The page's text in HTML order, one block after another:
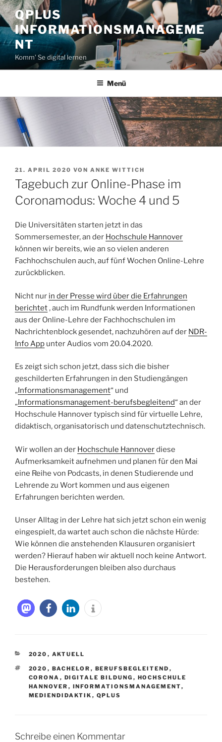
Zum
Inhalt
springen
QPLUS
INFORMATIONSMANAGEME
NT
Komm' Se digital lernen
Menü
VERÖFFENTLICHT
AM
21. APRIL 2020 VON ANKE WITTICH
Tagebuch zur Online-Phase im
Coronamodus: Woche 4 und 5
Die Universitäten starten jetzt in das
Sommersemester, an der Hochschule Hannover
können wir bereits, wie an so vielen anderen
Fachhochschulen auch, auf fünf Wochen Online-Lehre
zurückblicken.
Nicht nur in der Presse wird über die Erfahrungen
berichtet , auch im Rundfunk werden Informationen
aus der Online-Lehre der Fachhochschulen im
Nachrichtenblock gesendet, nachzuhören auf der NDR-
Info App unter Audios vom 20.04.2020.
Es zeigt sich schon jetzt, dass sich die bisher
geschilderten Erfahrungen in den Studiengängen
„Informationsmanagement“ und
„Informationsmanagement-berufsbegleitend“ an der
Hochschule Hannover typisch sind für virtuelle Lehre,
didaktisch, organisatorisch und datenschutztechnisch.
Wir wollen an der Hochschule Hannoverdiese
Aufmerksamkeit aufnehmen und planen für den Mai
eine Reihe von Podcasts, in denen Studierende und
Lehrende zu Wort kommen und aus eigenen
Erfahrungen berichten werden.
Unser Alltag in der Lehre hat sich jetzt schon ein wenig
eingespielt, da wartet auch schon die nächste Hürde:
Wie können die anstehenden Klausuren organisiert
werden? Hierauf haben wir aktuell noch keine Antwort.
Die Herausforderungen bleiben also durchaus
bestehen.
KATEGORIEN
2020 , AKTUELL
SCHLAGWÖRTER
2020 , BACHELOR , BERUFSBEGLEITEND ,
CORONA , DIGITALE BILDUNG , HOCHSCHULE
HANNOVER , INFORMATIONSMANAGEMENT,
MEDIENDIDAKTIK , QPLUS
Schreibe einen Kommentar